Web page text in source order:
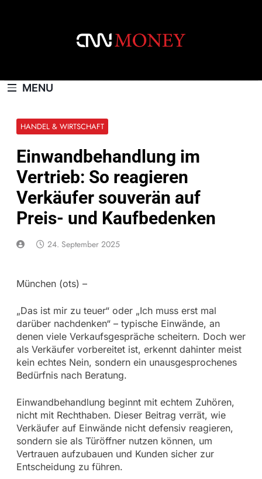
MENU
HANDEL & WIRTSCHAFT
Einwandbehandlung im
Vertrieb: So reagieren
Verkäufer souverän auf
Preis- und Kaufbedenken
24. September 2025
München (ots) –
„Das ist mir zu teuer“ oder „Ich muss erst mal
darüber nachdenken“ – typische Einwände, an
denen viele Verkaufsgespräche scheitern. Doch wer
als Verkäufer vorbereitet ist, erkennt dahinter meist
kein echtes Nein, sondern ein unausgesprochenes
Bedürfnis nach Beratung.
Einwandbehandlung beginnt mit echtem Zuhören,
nicht mit Rechthaben. Dieser Beitrag verrät, wie
Verkäufer auf Einwände nicht defensiv reagieren,
sondern sie als Türöffner nutzen können, um
Vertrauen aufzubauen und Kunden sicher zur
Entscheidung zu führen.